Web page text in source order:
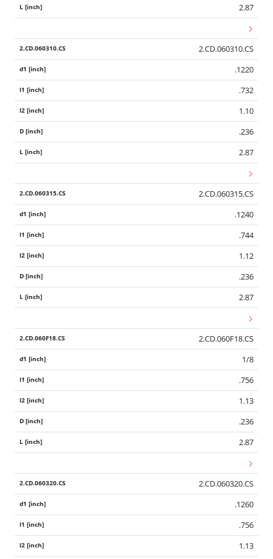
2.87
2.CD.060310.CS
.1220
.732
1.10
.236
2.87
2.CD.060315.CS
.1240
.744
1.12
.236
2.87
2.CD.060F18.CS
1/8
.756
1.13
.236
2.87
2.CD.060320.CS
.1260
.756
1.13